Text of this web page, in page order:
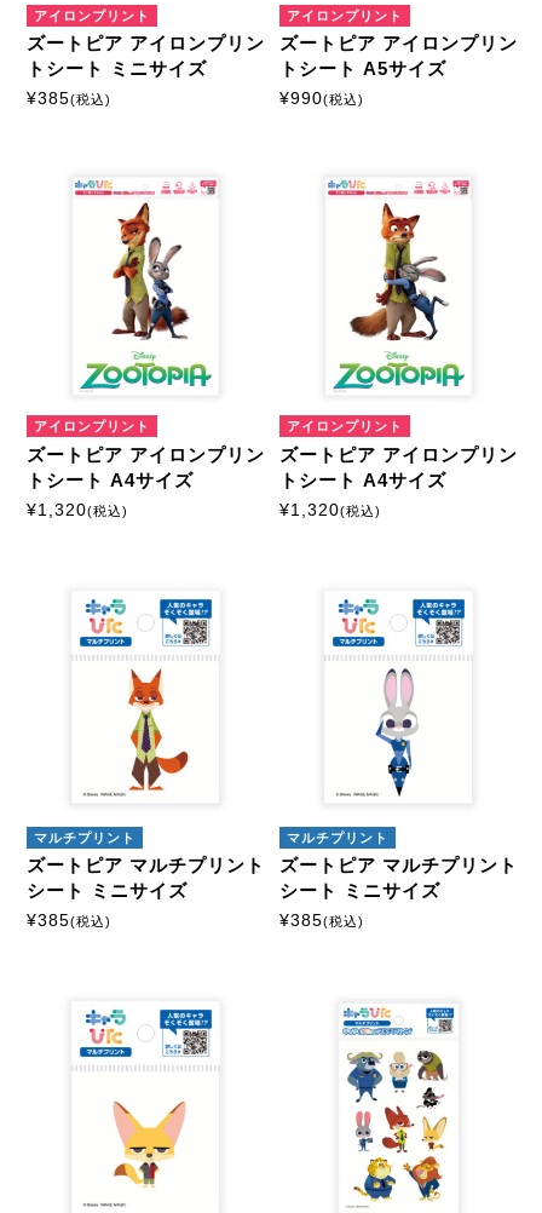
アイロンプリント
ズートピア アイロンプリン
トシート ミニサイズ
¥385(税込)
アイロンプリント
ズートピア アイロンプリン
トシート A5サイズ
¥990(税込)
アイロンプリント
ズートピア アイロンプリン
トシート A4サイズ
¥1,320(税込)
アイロンプリント
ズートピア アイロンプリン
トシート A4サイズ
¥1,320(税込)
マルチプリント
ズートピア マルチプリント
シート ミニサイズ
¥385(税込)
マルチプリント
ズートピア マルチプリント
シート ミニサイズ
¥385(税込)